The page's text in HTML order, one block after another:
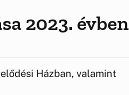
2023. évben
Házban, valamint